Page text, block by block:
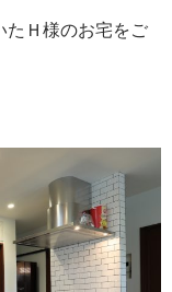
たＨ様のお宅をご